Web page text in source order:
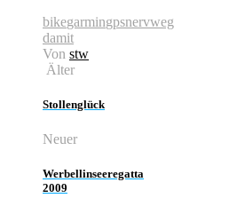
bikegarmingpsnervweg
damit
Von stw
Älter
Stollenglück
Neuer
Werbellinseeregatta
2009